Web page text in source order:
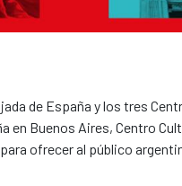
de España y los tres
Buenos Aires, Centro
ofrecer al público